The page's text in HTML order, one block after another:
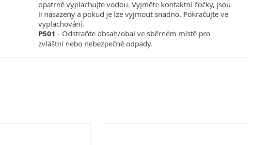
opatrně vyplachujte vodou. Vyjměte kontaktní čočky, jsou-
li nasazeny a pokud je lze vyjmout snadno. Pokračujte ve
vyplachování.
P501 - Odstraňte obsah/obal ve sběrném místě pro
zvláštní nebo nebezpečné odpady.